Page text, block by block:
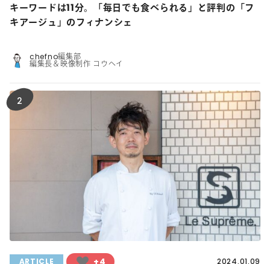
キーワードは11分。「毎日でも食べられる」と評判の「フ
キアージュ」のフィナンシェ
chefno編集部
編集長＆映像制作 コウヘイ
2
ARTICLE 2024.01.09